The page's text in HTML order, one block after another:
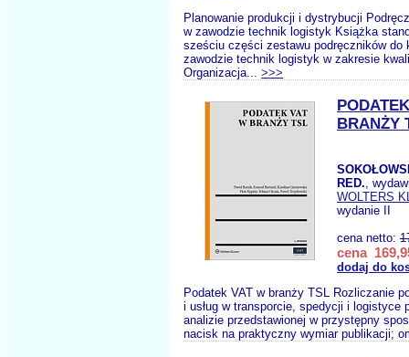
Planowanie produkcji i dystrybucji
w zawodzie technik logistyk Książka
sześciu części zestawu podręczników do
zawodzie technik logistyk w zakresie
Organizacja... >>>
BRANŻY
RED.,
WOLTERS
wydanie II
cena netto:
cena
dodaj do
Podatek VAT w branży TSL Rozliczanie
i usług w transporcie, spedycji i logistyce
analizie przedstawionej w przystępny
nacisk na praktyczny wymiar publikacji;